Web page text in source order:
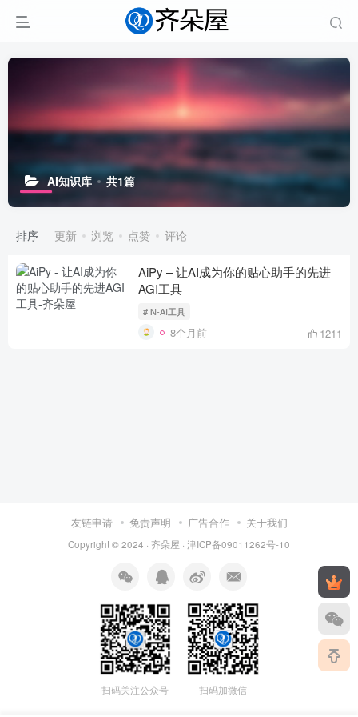
AI知识库 共1篇
排序 更新 浏览 点赞 评论
AiPy – 让AI成为你的贴心助手的先进
AGI工具
# N-AI工具
8个月前 1211
友链申请 免责声明 广告合作 关于我们
Copyright © 2024 · 齐朵屋 · 津ICP备09011262号-10
扫码关注公众号 扫码加微信